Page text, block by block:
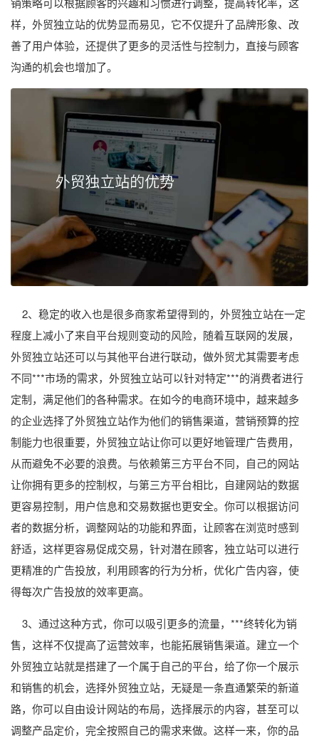
样，外贸独立站的优势显而易见，它不仅提升了品牌形象、改
善了用户体验，还提供了更多的灵活性与控制力，直接与顾客
沟通的机会也增加了。
2、稳定的收入也是很多商家希望得到的，外贸独立站在一定
程度上减小了来自平台规则变动的风险，随着互联网的发展，
外贸独立站还可以与其他平台进行联动，做外贸尤其需要考虑
不同***市场的需求，外贸独立站可以针对特定***的消费者进行
定制，满足他们的各种需求。在如今的电商环境中，越来越多
的企业选择了外贸独立站作为他们的销售渠道，营销预算的控
制能力也很重要，外贸独立站让你可以更好地管理广告费用，
从而避免不必要的浪费。与依赖第三方平台不同，自己的网站
让你拥有更多的控制权，与第三方平台相比，自建网站的数据
更容易控制，用户信息和交易数据也更安全。你可以根据访问
者的数据分析，调整网站的功能和界面，让顾客在浏览时感到
舒适，这样更容易促成交易，针对潜在顾客，独立站可以进行
更精准的广告投放，利用顾客的行为分析，优化广告内容，使
得每次广告投放的效率更高。
3、通过这种方式，你可以吸引更多的流量，***终转化为销
售，这样不仅提高了运营效率，也能拓展销售渠道。建立一个
外贸独立站就是搭建了一个属于自己的平台，给了你一个展示
和销售的机会，选择外贸独立站，无疑是一条直通繁荣的新道
路，你可以自由设计网站的布局，选择展示的内容，甚至可以
调整产品定价，完全按照自己的需求来做。这样一来，你的品